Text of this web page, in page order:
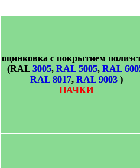
оцинковка с покрытием
(RAL 3005, RAL 5005, RAL
RAL 8017, RAL 9003)
ПАЧКИ